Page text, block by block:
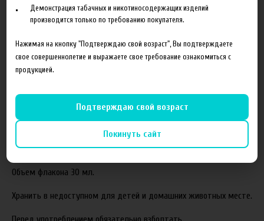
Описание Характеристики Отзывы
Состав готовой жидкости:
Пропиленгликоль(PG)
Растительный глицерин(VG)
Соотношение компонентов,%:70VG/30PG.
Жидкость производится с использованием американских
ароматизаторов TPA и Capella.
Объем флакона 30 мл.
Хранить в недоступном для детей и домашних животных месте.
Демонстрация табачных и никотиносодержащих изделий
производится только по требованию покупателя.
Нажимая на кнопку "Подтверждаю свой возраст", Вы подтверждаете
свое совершеннолетие и выражаете свое требование ознакомиться с
продукцией.
Подтверждаю свой возраст
Покинуть сайт